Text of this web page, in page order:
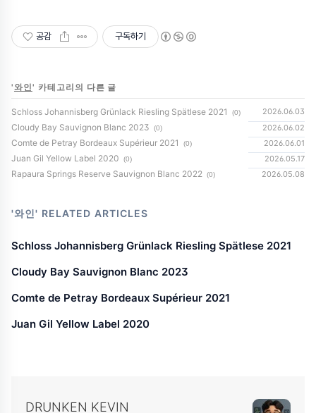
공감 구독하기
'와인' 카테고리의 다른 글
Schloss Johannisberg Grünlack Riesling Spätlese 2021 (0) 2026.06.03
Cloudy Bay Sauvignon Blanc 2023 (0) 2026.06.02
Comte de Petray Bordeaux Supérieur 2021 (0) 2026.06.01
Juan Gil Yellow Label 2020 (0) 2026.05.17
Rapaura Springs Reserve Sauvignon Blanc 2022 (0) 2026.05.08
'와인' RELATED ARTICLES
Schloss Johannisberg Grünlack Riesling Spätlese 2021
Cloudy Bay Sauvignon Blanc 2023
Comte de Petray Bordeaux Supérieur 2021
Juan Gil Yellow Label 2020
DRUNKEN KEVIN